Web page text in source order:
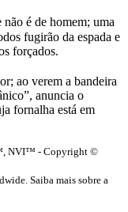
é de homem; uma
fugirão da espada e
forçados.
ao verem a bandeira
anuncia o
fornalha está em
NVI™ - Copyright ©
Saiba mais sobre a